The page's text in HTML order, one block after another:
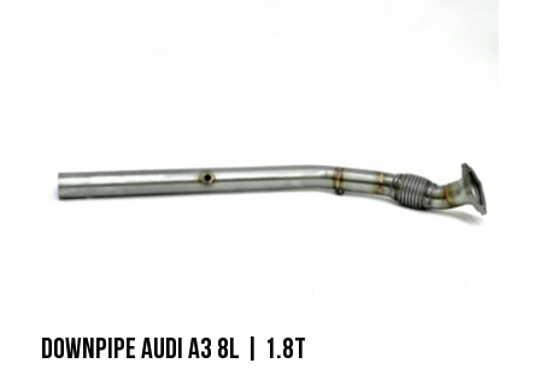
Downpipe Audi A3 8L | 1.8T